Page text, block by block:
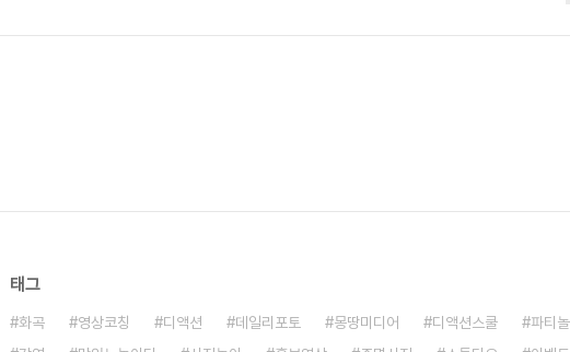
태그
화곡 영상코칭 디액션 데일리포토 몽땅미디어 디액션스쿨
파티